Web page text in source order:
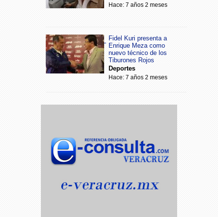
Hace: 7 años 2 meses
Fidel Kuri presenta a
Enrique Meza como
nuevo técnico de los
Tiburones Rojos
Deportes
Hace: 7 años 2 meses